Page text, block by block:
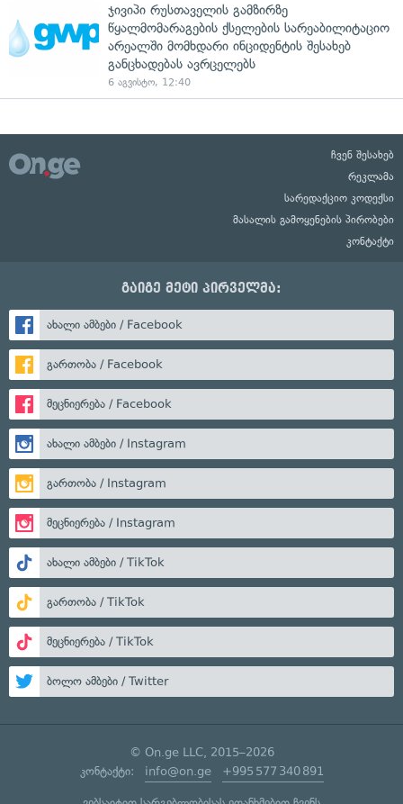
ჯივიპი რუსთაველის გამზირზე
წყალმომარაგების ქსელების სარეაბილიტაციო
არეალში მომხდარი ინციდენტის შესახებ
განცხადებას ავრცელებს
6 აგვისტო, 12:40
ჩვენ შესახებ
რეკლამა
სარედაქციო კოდექსი
მასალის გამოყენების პირობები
კონტაქტი
გაიგე მეტი პირველმა:
ახალი ამბები / Facebook
გართობა / Facebook
მეცნიერება / Facebook
ახალი ამბები / Instagram
გართობა / Instagram
მეცნიერება / Instagram
ახალი ამბები / TikTok
გართობა / TikTok
მეცნიერება / TikTok
ბოლო ამბები / Twitter
© On.ge LLC, 2015–2026
კონტაქტი: info@on.ge +995 577 340 891